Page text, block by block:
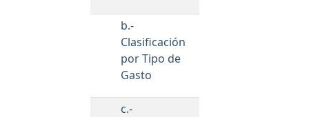
b.-
Clasificación
por Tipo de
Gasto
c.-